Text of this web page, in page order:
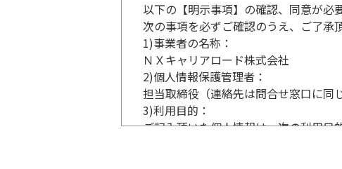
以下の【明示事項】の確認、同意が必
次の事項を必ずご確認のうえ、ご了承
1)事業者の名称：
ＮＸキャリアロード株式会社
2)個人情報保護管理者：
担当取締役（連絡先は問合せ窓口に同じ
3)利用目的：
ご記入頂いた個人情報は、次の利用目